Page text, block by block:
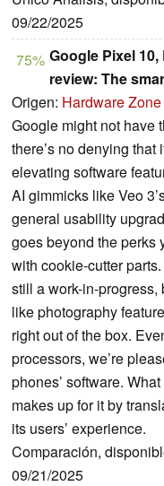
09/22/2025
75% Google Pixel
review: The
Origen: Hardware Zone
Google might not have
there’s no denying
elevating software
AI gimmicks like Veo
general usability
goes beyond the perks
with cookie-cutter
still a work-in-
like photography
right out of the box.
processors, we’re
phones’ software.
makes up for it by
its users’ experience.
Comparación,
09/21/2025